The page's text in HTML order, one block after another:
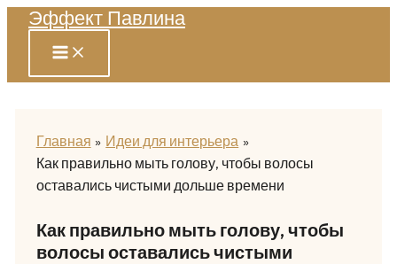
Перейти
содержимому
Эффект Павлина
Главная
Идеи для интерьера
Как правильно мыть голову, чтобы волосы
оставались чистыми дольше времени
Как правильно мыть голову, чтобы
волосы оставались чистыми